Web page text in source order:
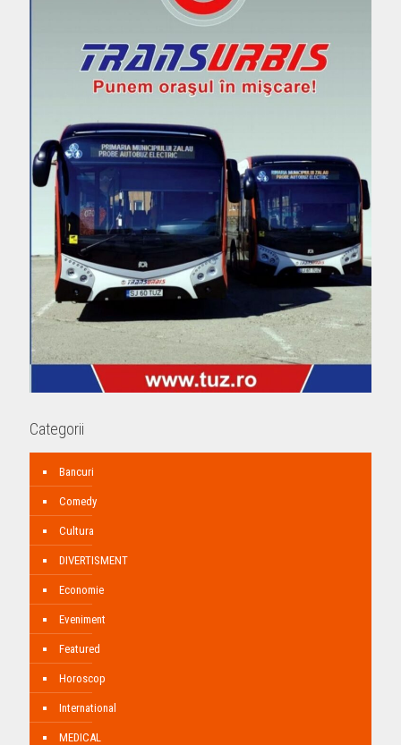
Categorii
Bancuri
Comedy
Cultura
DIVERTISMENT
Economie
Eveniment
Featured
Horoscop
International
MEDICAL